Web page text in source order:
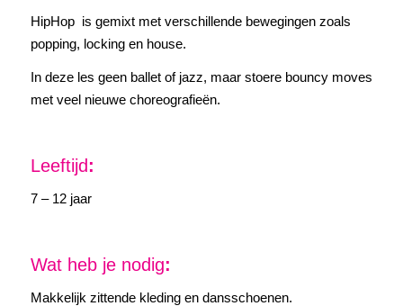
HipHop is gemixt met verschillende bewegingen zoals
popping, locking en house.
In deze les geen ballet of jazz, maar stoere bouncy moves
met veel nieuwe choreografieën.
Leeftijd :
7 – 12 jaar
Wat heb je nodig:
Makkelijk zittende kleding en dansschoenen.